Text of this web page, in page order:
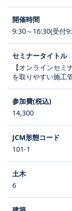
9:30～16:30(受付
【オンラインセ
を取りやすい施工
14,300
101-1
6